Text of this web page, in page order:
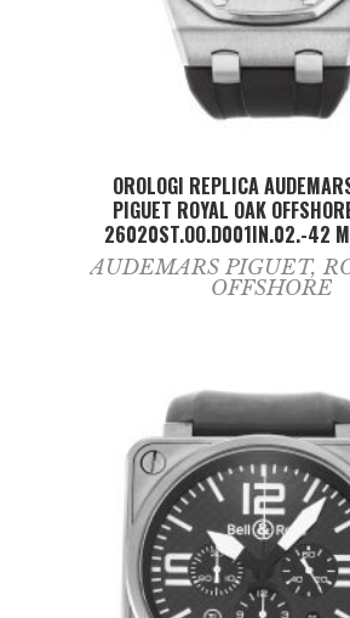
ADD TO CART
OROLOGI REPLICA
PIGUET ROYAL OAK
26020ST.OO.D001IN.02.-42
AUDEMARS PIGUET,
OFFSHORE